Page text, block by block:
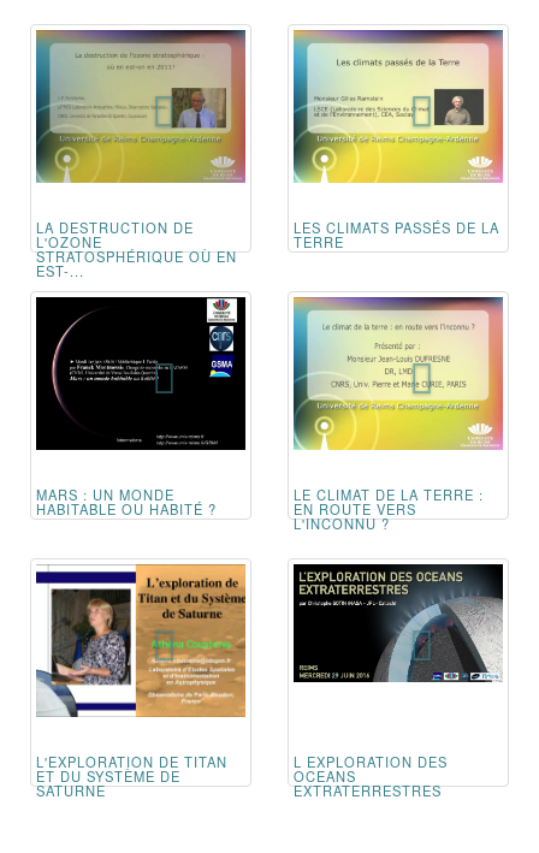
LA DESTRUCTION DE
L'OZONE
STRATOSPHÉRIQUE OÙ EN
EST-...
LES CLIMATS PASSÉS DE LA
TERRE
MARS : UN MONDE
HABITABLE OU HABITÉ ?
LE CLIMAT DE LA TERRE :
EN ROUTE VERS
L'INCONNU ?
L'EXPLORATION DE TITAN
ET DU SYSTÈME DE
SATURNE
L EXPLORATION DES
OCEANS
EXTRATERRESTRES